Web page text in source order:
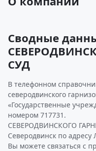
Сводные
СУД
В телефонном
северодвинского
«Государственные
номером 717731.
СЕВЕРОДВИНСКОГО
Северодвинск по адресу
Вы можете связаться с